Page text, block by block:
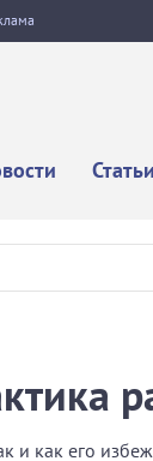
Статьи
как его